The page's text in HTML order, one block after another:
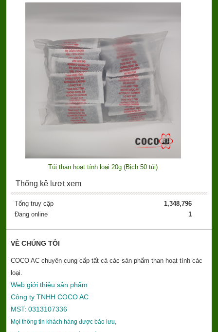
Túi than hoạt tính loại 20g (Bịch 50 túi)
Thống kê lượt xem
Tổng truy cập
1,348,796
Đang online
1
VỀ CHÚNG TÔI
COCO AC chuyên cung cấp tất cả các sản phẩm than hoạt tính các
loại.
Web giới thiệu sản phẩm
Công ty TNHH COCO AC
MST: 0313107336
Mọi thông tin khách hàng được bảo lưu,